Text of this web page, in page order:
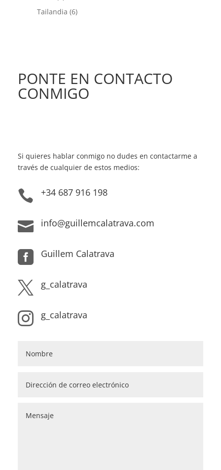
Tailandia (6)
PONTE EN CONTACTO
CONMIGO
Si quieres hablar conmigo no dudes en contactarme a
través de cualquier de estos medios:
 +34 687 916 198
 info@guillemcalatrava.com
 Guillem Calatrava
 g_calatrava
 g_calatrava